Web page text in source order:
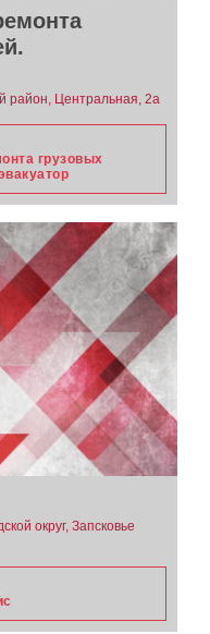
район, Центральная, 2а
грузовых
округ, Запсковье